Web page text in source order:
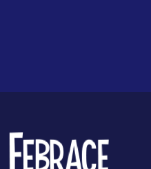
FEBRRACE